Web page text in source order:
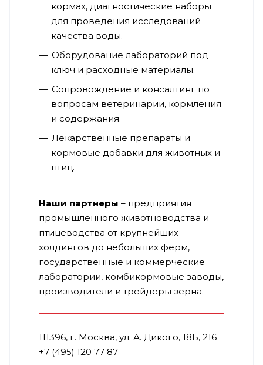
кормах, диагностические наборы
для проведения исследований
качества воды.
Оборудование лабораторий под
ключ и расходные материалы.
Сопровождение и консалтинг по
вопросам ветеринарии, кормления
и содержания.
Лекарственные препараты и
кормовые добавки для животных и
птиц.
Наши партнеры – предприятия
промышленного животноводства и
птицеводства от крупнейших
холдингов до небольших ферм,
государственные и коммерческие
лаборатории, комбикормовые заводы,
производители и трейдеры зерна.
111396, г. Москва, ул. А. Дикого, 18Б, 216
+7 (495) 120 77 87